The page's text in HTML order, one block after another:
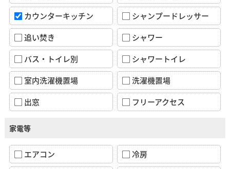
カウンターキッチン
シャンプードレッサー
追い焚き
シャワー
バス・トイレ別
シャワートイレ
室内洗濯機置場
洗濯機置場
出窓
フリーアクセス
家電等
エアコン
冷房